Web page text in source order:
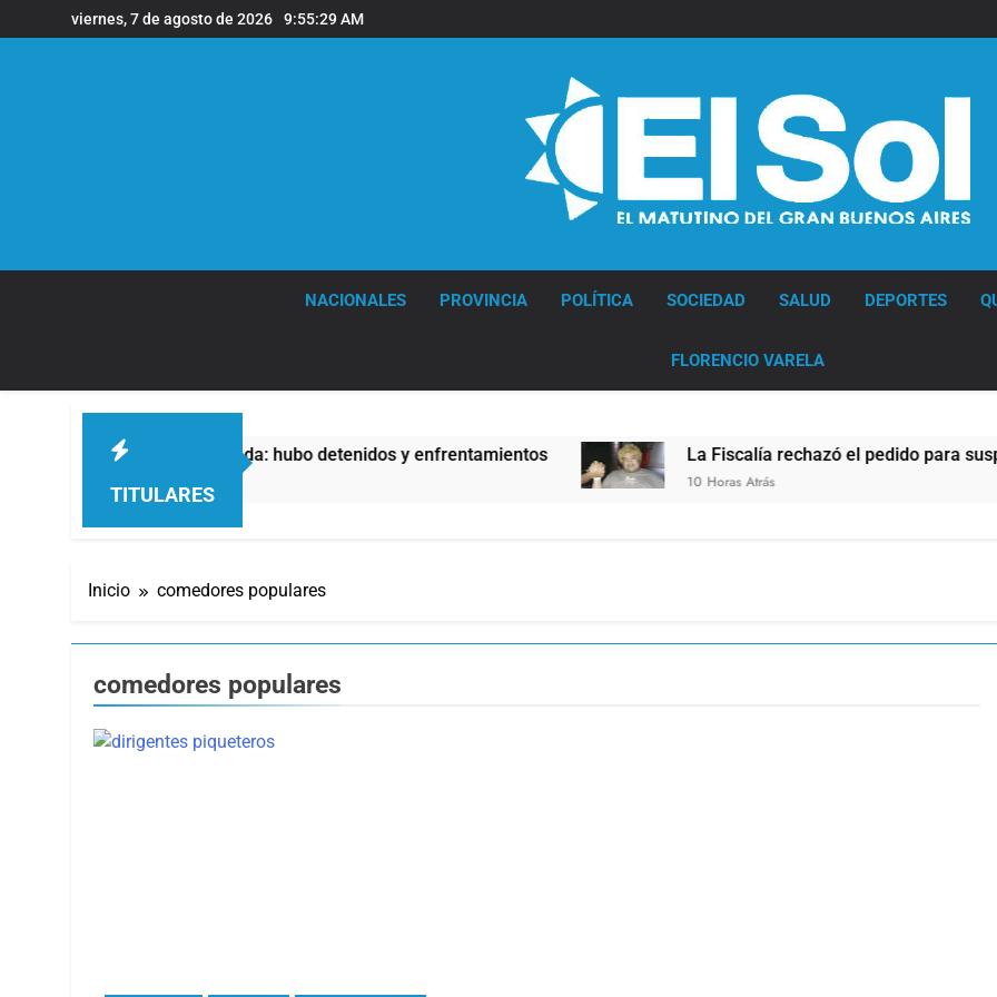
al
viernes, 7 de agosto de 2026 9:55:30 AM
NACIONALES PROVINCIA POLÍTICA SOCIEDAD SALUD DEPORTES
FLORENCIO VARELA
TITULARES
Privada: hubo detenidos y enfrentamientos La Fiscalía rechazó el pedido para suspender el juicio
10 Horas Atrás
Inicio comedores populares
comedores populares